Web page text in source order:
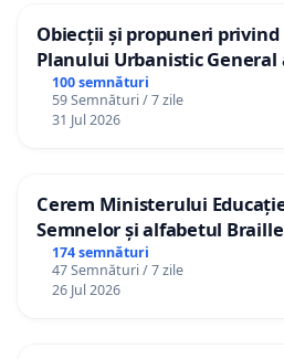
Obiecții și propuneri
Planului Urbanistic
100 semnături
59 Semnături / 7 zile
31 Jul 2026
Cerem Ministerului
Semnelor și alfabetul
Republica Moldova!
174 semnături
47 Semnături / 7 zile
26 Jul 2026